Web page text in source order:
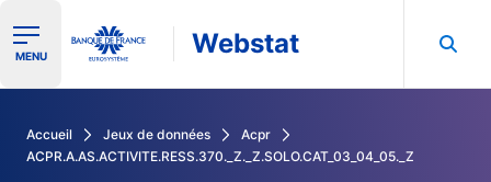
Ouvrir le menu de navigation
MENU Webstat
Accueil Jeux de données
Acpr
ACPR.A.AS.ACTIVITE.RESS.370._Z._Z.SOLO.CAT_03_04_05._Z